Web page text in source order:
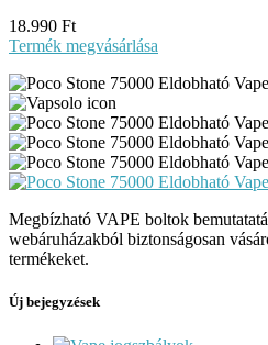
18.990 Ft
Termék megvásárlása
Megbízható VAPE boltok
webáruházakból biztonságosan
termékeket.
Új bejegyzések